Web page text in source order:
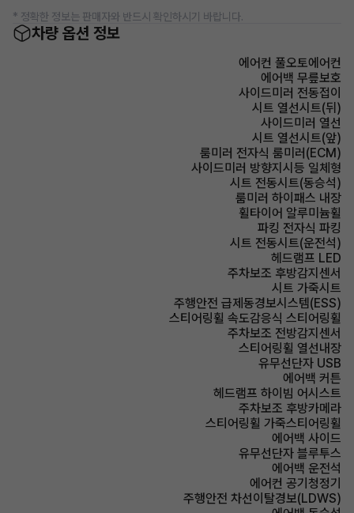
* 정확한 정보는 판매자와 반드시 확인하시기 바랍니다.
차량 옵션 정보
에어컨 풀오토에어컨
에어백 무릎보호
사이드미러 전동접이
시트 열선시트(뒤)
사이드미러 열선
시트 열선시트(앞)
룸미러 전자식 룸미러(ECM)
사이드미러 방향지시등 일체형
시트 전동시트(동승석)
룸미러 하이패스 내장
휠타이어 알루미늄휠
파킹 전자식 파킹
시트 전동시트(운전석)
헤드램프 LED
주차보조 후방감지센서
시트 가죽시트
주행안전 급제동경보시스템(ESS)
스티어링휠 속도감응식 스티어링휠
주차보조 전방감지센서
스티어링휠 열선내장
유무선단자 USB
에어백 커튼
헤드램프 하이빔 어시스트
주차보조 후방카메라
스티어링휠 가죽스티어링휠
에어백 사이드
유무선단자 블루투스
에어백 운전석
에어컨 공기청정기
주행안전 차선이탈경보(LDWS)